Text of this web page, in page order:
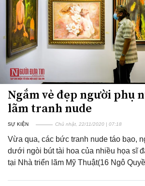
Ngắm vẻ đẹp người phụ
lãm tranh nude
SỰ KIỆN Chủ nhật, 22/11/2020 | 07:18
Vừa qua, các bức tranh nude táo bạo,
dưới ngòi bút tài hoa của nhiều họa sĩ
tại Nhà triển lãm Mỹ Thuật(16 Ngô